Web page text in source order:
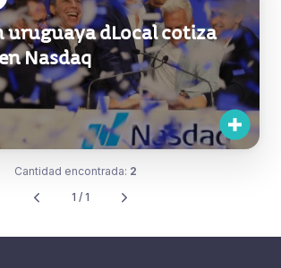
uruguaya dLocal cotiza
Nasdaq
Cantidad encontrada: 2
1 / 1